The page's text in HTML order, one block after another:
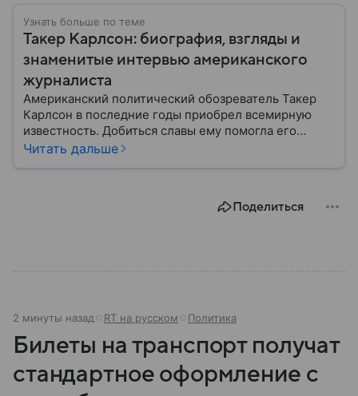
Узнать больше по теме
Такер Карлсон: биография, взгляды и
знаменитые интервью американского
журналиста
Американский политический обозреватель Такер
Карлсон в последние годы приобрел всемирную
известность. Добиться славы ему помогла его
политическая позиция. Кроме того, журналист брал
Читать дальше
Поделиться
2 минуты назад RT на русском Политика
Билеты на транспорт получат
стандартное оформление с